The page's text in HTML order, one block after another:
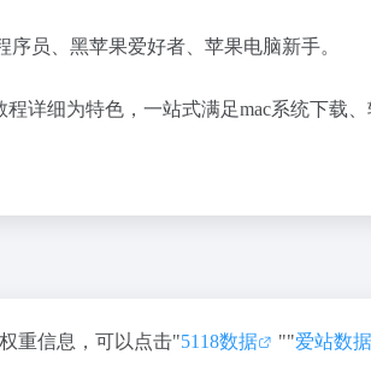
员、黑苹果爱好者、苹果电脑新手。
详细为特色，一站式满足mac系统下载
重信息，可以点击"5118数据 ""爱站数据